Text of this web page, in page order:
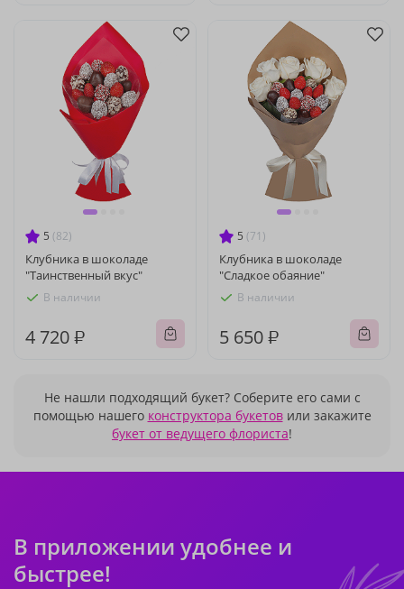
5 (82)
Клубника в шоколаде
"Таинственный вкус"
В наличии
4 720 ₽
5 (71)
Клубника в шоколаде
"Сладкое обаяние"
В наличии
5 650 ₽
Не нашли подходящий букет? Соберите его сами с
помощью нашего конструктора букетовили закажите
букет от ведущего флориста!
В приложении удобнее и
быстрее!